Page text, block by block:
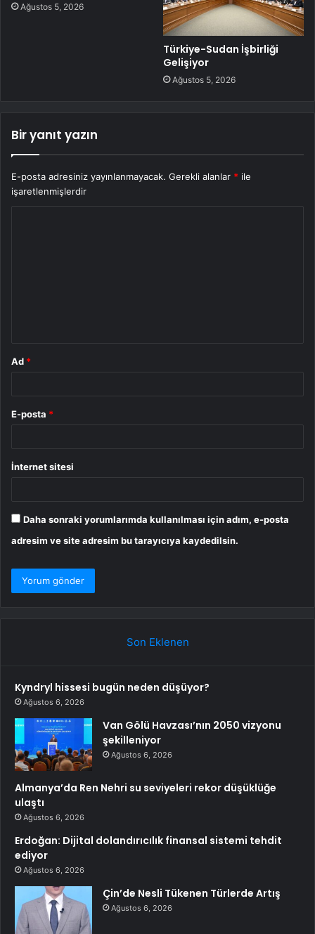
Ağustos 5, 2026
Türkiye-Sudan İşbirliği
Gelişiyor
Ağustos 5, 2026
Bir yanıt yazın
E-posta adresiniz yayınlanmayacak. Gerekli alanlar * ile
işaretlenmişlerdir
Ad *
E-posta *
İnternet sitesi
Daha sonraki yorumlarımda kullanılması için adım, e-posta
adresim ve site adresim bu tarayıcıya kaydedilsin.
Son Eklenen
Kyndryl hissesi bugün neden düşüyor?
Ağustos 6, 2026
Van Gölü Havzası’nın 2050 vizyonu
şekilleniyor
Ağustos 6, 2026
Almanya’da Ren Nehri su seviyeleri rekor düşüklüğe
ulaştı
Ağustos 6, 2026
Erdoğan: Dijital dolandırıcılık finansal sistemi tehdit
ediyor
Ağustos 6, 2026
Çin’de Nesli Tükenen Türlerde Artış
Ağustos 6, 2026